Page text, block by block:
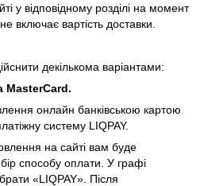
у відповідному розділі на момент
вартість доставки.
декількома варіантами:
MasterCard.
онлайн банківською картою
систему LIQPAY.
на сайті вам буде
способу оплати. У графі
«LIQPAY». Після